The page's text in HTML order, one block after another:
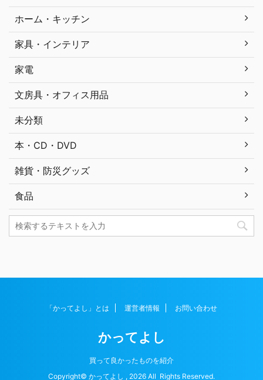
ホーム・キッチン
家具・インテリア
家電
文房具・オフィス用品
未分類
本・CD・DVD
雑貨・防災グッズ
食品
「かってよし」とは 運営者情報 お問い合わせ
かってよし
買って良かったものを紹介
Copyright© かってよし , 2026 All Rights Reserved.